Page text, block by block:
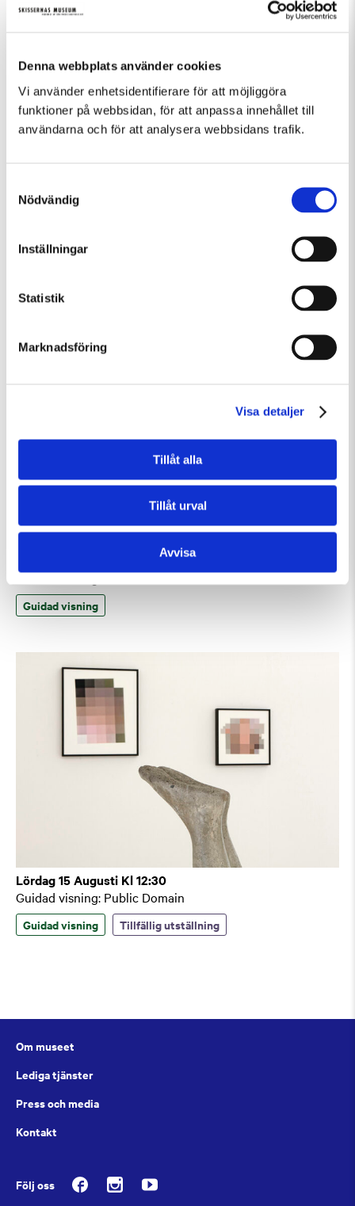
Denna webbplats använder cookies
Vi använder enhetsidentifierare för att möjliggöra
funktioner på webbsidan, för att anpassa innehållet till
användarna och för att analysera webbsidans trafik.
Nödvändig
Inställningar
Statistik
Marknadsföring
Visa detaljer
Tillåt alla
Tillåt urval
Avvisa
Söndag 9 Augusti Kl 12:30
Guided Tour: Public Domain
Söndag 9 Augusti Kl 15:00
Guidad visning
Guidad visning
Lördag 15 Augusti Kl 12:30
Guidad visning: Public Domain
Guidad visning Tillfällig utställning
Om museet
Lediga tjänster
Press och media
Kontakt
Följ oss